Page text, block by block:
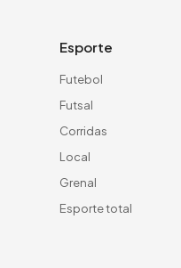
Esporte
Futebol
Futsal
Corridas
Local
Grenal
Esporte total